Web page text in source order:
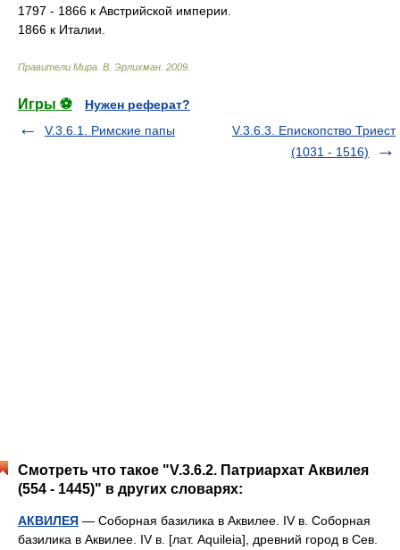
1797 - 1866 к Австрийской империи.
1866 к Италии.
Правители Мира В. Эрлихман 2009
Игры ⚽
Нужен реферат?
V.3.6.1. Римские папы
V.3.6.3. Епископство Триест
(1031 - 1516)
Смотреть что такое "V.3.6.2. Патриархат Аквилея
(554 - 1445)" в других словарях:
АКВИЛЕЯ — Соборная базилика в Аквилее. IV в. Соборная
базилика в Аквилее. IV в. [лат. Aquileia], древний город в Сев.